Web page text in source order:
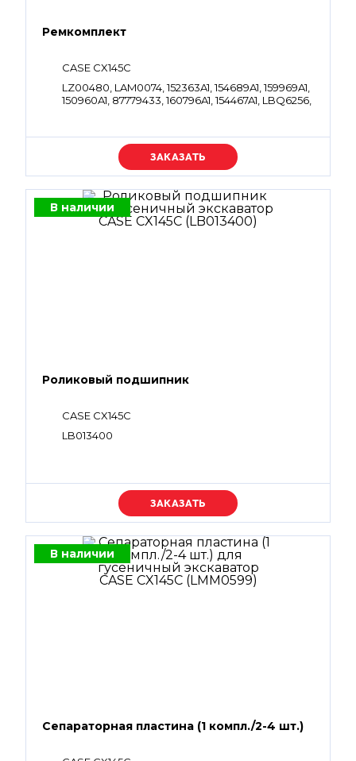
Ремкомплект
CASE CX145C
LZ00480, LAM0074, 152363A1, 154689A1, 159969A1,
150960A1, 87779433, 160796A1, 154467A1, LBQ6256,
150514A1, 154529A1
Уточняйте цену
В наличии
Роликовый подшипник
CASE CX145C
LB013400
Уточняйте цену
В наличии
Сепараторная пластина (1 компл./2-4 шт.)